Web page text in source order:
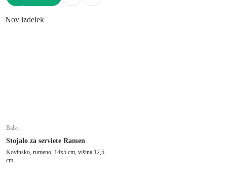
Nov izdelek
Balvi
Stojalo za serviete Ramen
Kovinsko, rumeno, 14x5 cm, višina 12,5
cm